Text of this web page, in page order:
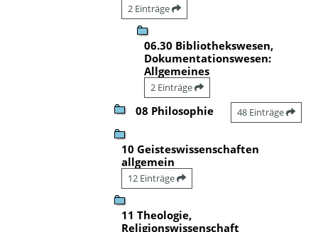
2 Einträge
06.30 Bibliothekswesen,
Dokumentationswesen:
Allgemeines
2 Einträge
08 Philosophie 48 Einträge
10 Geisteswissenschaften
allgemein
12 Einträge
11 Theologie,
Religionswissenschaft